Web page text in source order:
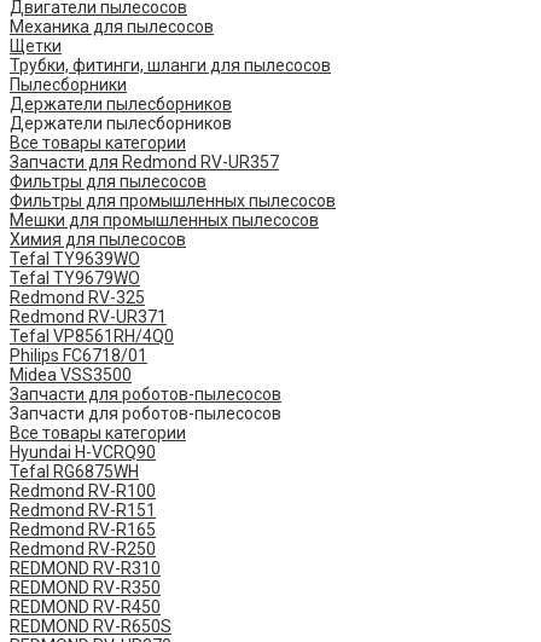
Двигатели пылесосов
Механика для пылесосов
Щетки
Трубки, фитинги, шланги для пылесосов
Пылесборники
Держатели пылесборников
Держатели пылесборников
Все товары категории
Запчасти для Redmond RV-UR357
Фильтры для пылесосов
Фильтры для промышленных пылесосов
Мешки для промышленных пылесосов
Химия для пылесосов
Tefal TY9639WO
Tefal TY9679WO
Redmond RV-325
Redmond RV-UR371
Tefal VP8561RH/4Q0
Philips FC6718/01
Midea VSS3500
Запчасти для роботов-пылесосов
Запчасти для роботов-пылесосов
Все товары категории
Hyundai H-VCRQ90
Tefal RG6875WH
Redmond RV-R100
Redmond RV-R151
Redmond RV-R165
Redmond RV-R250
REDMOND RV-R310
REDMOND RV-R350
REDMOND RV-R450
REDMOND RV-R650S